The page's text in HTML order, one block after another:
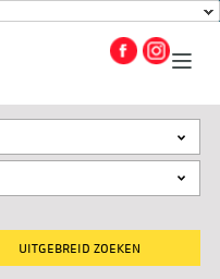
UITGEBREID ZOEKEN